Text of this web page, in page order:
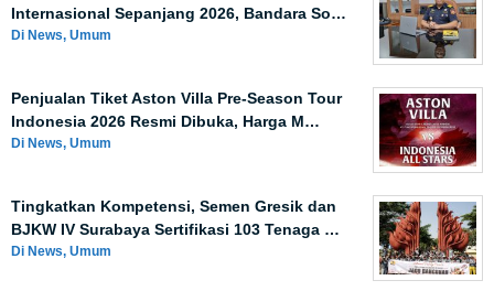
Internasional Sepanjang 2026, Bandara So…
Di News, Umum
Penjualan Tiket Aston Villa Pre-Season Tour
Indonesia 2026 Resmi Dibuka, Harga M…
Di News, Umum
Tingkatkan Kompetensi, Semen Gresik dan
BJKW IV Surabaya Sertifikasi 103 Tenaga …
Di News, Umum